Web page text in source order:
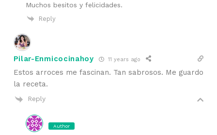
Muchos besitos y felicidades.
Reply
Pilar-Enmicocinahoy 11 years ago
Estos arroces me fascinan. Tan sabrosos. Me guardo
la receta.
Reply
Author